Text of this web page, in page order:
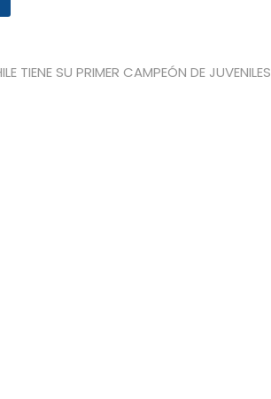
TIENE SU PRIMER CAMPEÓN DE JUVENILES